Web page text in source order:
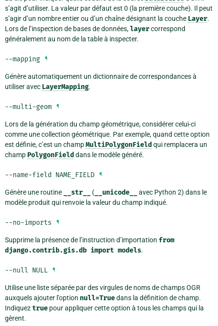
s’agit d’utiliser. La valeur par défaut est 0 (la première couche). Il peut
s’agir d’un nombre entier ou d’un chaîne désignant la couche Layer.
Lors de l’inspection de bases de données,layercorrespond
généralement au nom de la table à inspecter.
--mapping ¶
Génère automatiquement un dictionnaire de correspondances à
utiliser avec LayerMapping.
--multi-geom ¶
Lors de la génération du champ géométrique, considérer celui-ci
comme une collection géométrique. Par exemple, quand cette option
est définie, c’est un champMultiPolygonField qui remplacera un
champPolygonField dans le modèle généré.
--name-field NAME_FIELD ¶
Génère une routine __str__ ( __unicode__
avec Python 2) dans le
modèle produit qui renvoie la valeur du champ indiqué.
--no-imports ¶
Supprime la présence de l’instruction d’importation from
django.contrib.gis.db import models.
--null NULL ¶
Utilise une liste séparée par des virgules de noms de champs OGR
auxquels ajouter l’option null=Truedans la définition de champ.
Indiqueztrue pour appliquer cette option à tous les champs qui la
gèrent.